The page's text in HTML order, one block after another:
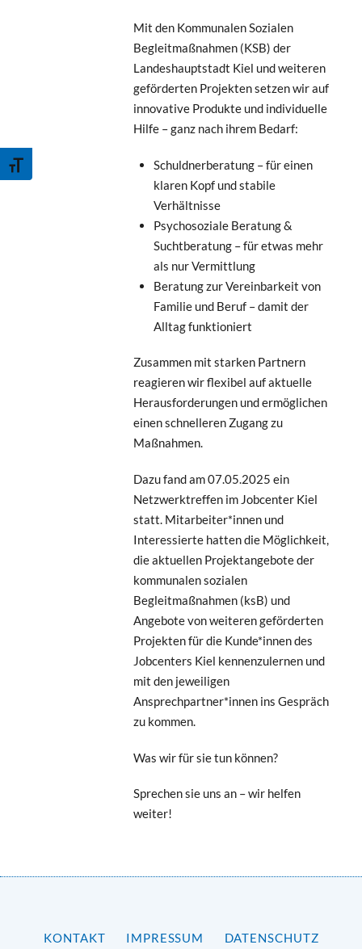
Schrift vergrößern
Mit den Kommunalen Sozialen
Begleitmaßnahmen (KSB) der
Landeshauptstadt Kiel und weiteren
geförderten Projekten setzen wir auf
innovative Produkte und individuelle
Hilfe – ganz nach ihrem Bedarf:
Schuldnerberatung – für einen
klaren Kopf und stabile
Verhältnisse
Psychosoziale Beratung &
Suchtberatung – für etwas mehr
als nur Vermittlung
Beratung zur Vereinbarkeit von
Familie und Beruf – damit der
Alltag funktioniert
Zusammen mit starken Partnern
reagieren wir flexibel auf aktuelle
Herausforderungen und ermöglichen
einen schnelleren Zugang zu
Maßnahmen.
Dazu fand am 07.05.2025 ein
Netzwerktreffen im Jobcenter Kiel
statt. Mitarbeiter*innen und
Interessierte hatten die Möglichkeit,
die aktuellen Projektangebote der
kommunalen sozialen
Begleitmaßnahmen (ksB) und
Angebote von weiteren geförderten
Projekten für die Kunde*innen des
Jobcenters Kiel kennenzulernen und
mit den jeweiligen
Ansprechpartner*innen ins Gespräch
zu kommen.
Was wir für sie tun können?
Sprechen sie uns an – wir helfen
weiter!
KONTAKT IMPRESSUM DATENSCHUTZ